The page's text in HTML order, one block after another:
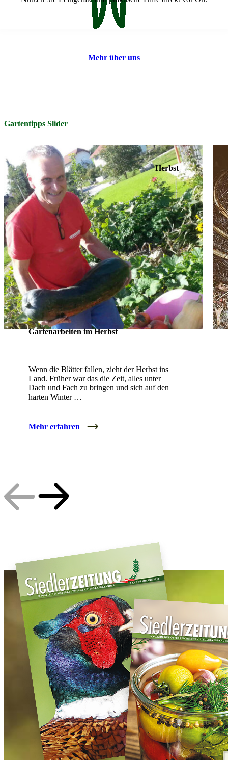
Mehr über uns
Gartentipps Slider
Herbst
Gartenarbeiten im Herbst
Wenn die Blätter fallen, zieht der Herbst ins
Land. Früher war das die Zeit, alles unter
Dach und Fach zu bringen und sich auf den
harten Winter …
Mehr erfahren